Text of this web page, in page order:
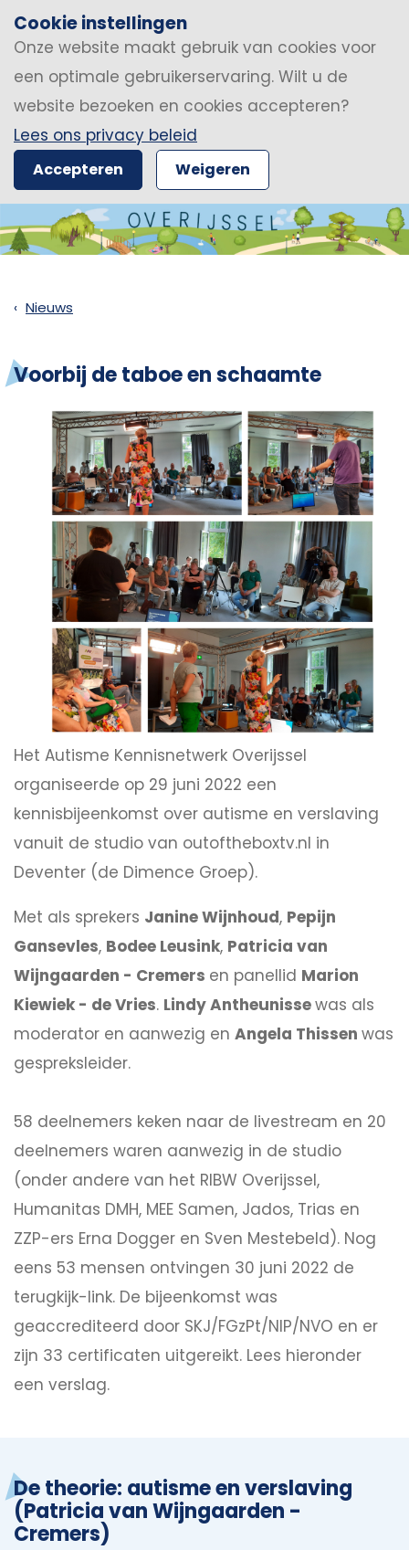
Cookie instellingen
Onze website maakt gebruik van cookies voor
een optimale gebruikerservaring. Wilt u de
website bezoeken en cookies accepteren?
Lees ons privacy beleid
Accepteren Weigeren
Nieuws
Voorbij de taboe en schaamte
Het Autisme Kennisnetwerk Overijssel
organiseerde op 29 juni 2022 een
kennisbijeenkomst over autisme en verslaving
vanuit de studio van outoftheboxtv.nl in
Deventer (de Dimence Groep).
Met als sprekers Janine Wijnhoud, Pepijn
Gansevles, Bodee Leusink, Patricia van
Wijngaarden - Cremers en panellid Marion
Kiewiek - de Vries. Lindy Antheunissewas als
moderator en aanwezig en Angela Thissen was
gespreksleider.
58 deelnemers keken naar de livestream en 20
deelnemers waren aanwezig in de studio
(onder andere van het RIBW Overijssel,
Humanitas DMH, MEE Samen, Jados, Trias en
ZZP-ers Erna Dogger en Sven Mestebeld). Nog
eens 53 mensen ontvingen 30 juni 2022 de
terugkijk-link. De bijeenkomst was
geaccrediteerd door SKJ/FGzPt/NIP/NVO en er
zijn 33 certificaten uitgereikt. Lees hieronder
een verslag.
De theorie: autisme en verslaving
(Patricia van Wijngaarden -
Cremers)